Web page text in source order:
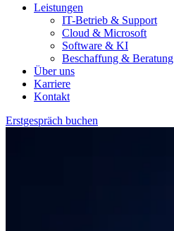
Leistungen
IT-Betrieb & Support
Cloud & Microsoft
Software & KI
Beschaffung & Beratung
Über uns
Karriere
Kontakt
Erstgespräch buchen